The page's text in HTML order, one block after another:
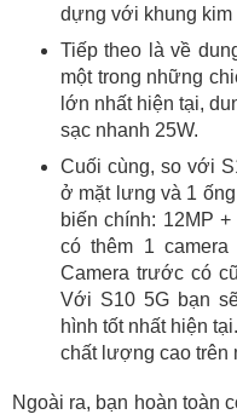
dựng với khung kim
Tiếp theo là về
một trong những
lớn nhất hiện tại,
sạc nhanh 25W.
Cuối cùng, so với
ở mặt lưng và 1
biến chính: 12MP
có thêm 1
Camera trước có
Với S10 5G bạn
hình tốt nhất hiện
chất lượng cao trên
Ngoài ra, bạn hoàn toàn